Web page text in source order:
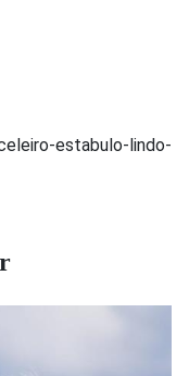
estabulo-lindo-